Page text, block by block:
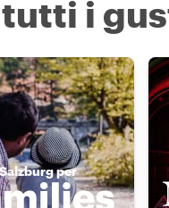
tutti i
per